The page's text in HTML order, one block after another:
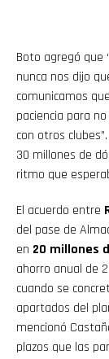
Boto agregó que
nunca nos dijo
comunicamos
paciencia para
con otros
30 millones de
ritmo que
El acuerdo entre
del pase de
en 20 millones
ahorro anual de
cuando se
apartados del
mencionó
plazos que las